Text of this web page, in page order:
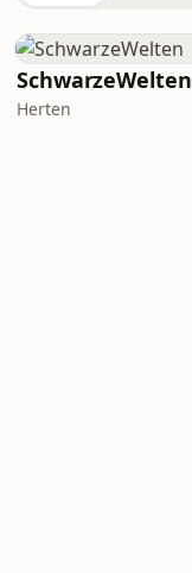
SchwarzeWelten
Herten